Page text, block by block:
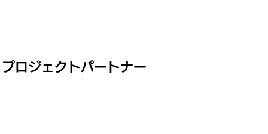
プロジェクトパートナー